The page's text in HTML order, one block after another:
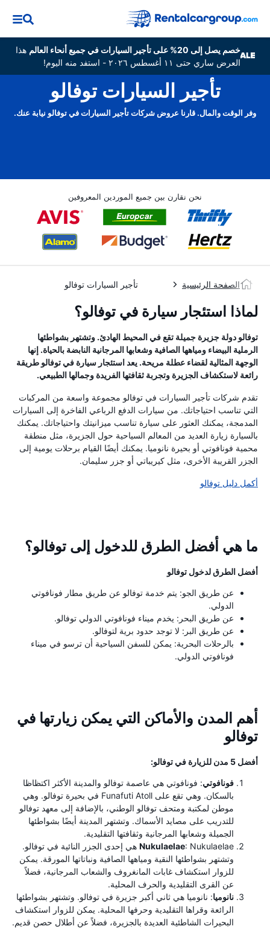
خصم يصل إلى 20% على تأجير السيارات في جميع أنحاء العالم
هذا
العرض ساري حتى ١١ أغسطس ٢٠٢٦ - استفد منه اليوم!
تأجير السيارات توفالو
وفر الوقت والمال. قارنا عروض شركات تأجير السيارات في توفالو نيابة عنك.
نحن نقارن بين جميع الموردين المعروفين
الصفحة الرئيسية تأجير السيارات توفالو
لماذا استئجار سيارة في توفالو؟
توفالو دولة جزيرة جميلة تقع في المحيط الهادئ. وتشتهر بشواطئها
الرملية البيضاء ومياهها الصافية وشعابها المرجانية النابضة بالحياة. إنها
الوجهة المثالية لقضاء عطلة مريحة. يعد استئجار سيارة في توفالو طريقة
رائعة لاستكشاف الجزيرة وتجربة ثقافتها الفريدة وجمالها الطبيعي.
تقدم شركات تأجير السيارات في توفالو مجموعة واسعة من المركبات
التي تناسب احتياجاتك. من سيارات الدفع الرباعي الفاخرة إلى السيارات
المدمجة، يمكنك العثور على سيارة تناسب ميزانيتك واحتياجاتك. يمكنك
بالسيارة زيارة العديد من المعالم السياحية حول الجزيرة، مثل منطقة
محمية فونافوتي أو بحيرة نانوميا. يمكنك أيضًا القيام برحلات يومية إلى
الجزر القريبة الأخرى، مثل كيريباتي أو جزر سليمان.
أكمل دليل توفالو
ما هي أفضل الطرق للدخول إلى توفالو؟
أفضل الطرق لدخول توفالو
عن طريق الجو: يتم خدمة توفالو عن طريق مطار فونافوتي
الدولي.
عن طريق البحر: يخدم ميناء فونافوتي الدولي توفالو.
عن طريق البر: لا توجد حدود برية لتوفالو.
بالرحلات البحرية: يمكن للسفن السياحية أن ترسو في ميناء
فونافوتي الدولي.
أهم المدن والأماكن التي يمكن زيارتها في
توفالو
أفضل 5 مدن للزيارة في توفالو:
فونافوتي: فونافوتي هي عاصمة توفالو والمدينة الأكثر اكتظاظا
بالسكان. وهي تقع على Funafuti Atoll في بحيرة توفالو. وهي
موطن لمكتبة ومتحف توفالو الوطني، بالإضافة إلى معهد توفالو
للتدريب على مصايد الأسماك. وتشتهر المدينة أيضًا بشواطئها
الجميلة وشعابها المرجانية وثقافتها التقليدية.
Nukulaelae : Nukulaelae هي إحدى الجزر النائية في توفالو.
وتشتهر بشواطئها النقية ومياهها الصافية ونباتاتها المورقة. يمكن
للزوار استكشاف غابات المانغروف والشعاب المرجانية، فضلاً
عن القرى التقليدية والحرف المحلية.
نانوميا: نانوميا هي ثاني أكبر جزيرة في توفالو. وتشتهر بشواطئها
الرائعة وقراها التقليدية وحرفها المحلية. يمكن للزوار استكشاف
البحيرات الشاطئية العديدة بالجزيرة، فضلاً عن أطلال حصن قديم.